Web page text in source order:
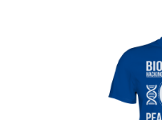
Bildergalerie überspringen